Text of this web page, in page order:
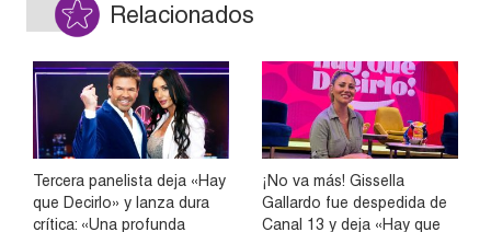
Relacionados
Tercera panelista deja «Hay
que Decirlo» y lanza dura
crítica: «Una profunda
¡No va más! Gissella
Gallardo fue despedida de
Canal 13 y deja «Hay que